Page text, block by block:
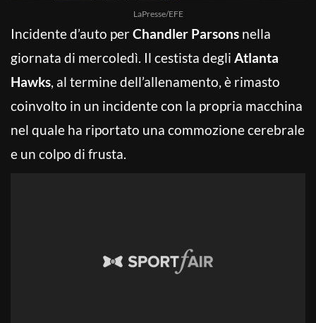
LaPresse/EFE
Incidente d’auto perChandler Parsons nella
giornata di mercoledì. Il cestista degli Atlanta
Hawks, al termine dell’allenamento, è rimasto
coinvolto in un incidente con la propria macchina
nel quale ha riportato una commozione cerebrale
e un colpo di frusta.